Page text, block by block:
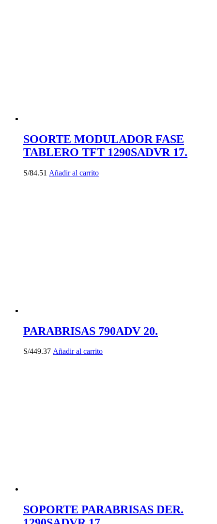
SOORTE MODULADOR FASE
TABLERO TFT 1290SADVR 17.
S/84.51 Añadir al carrito
PARABRISAS 790ADV 20.
S/449.37 Añadir al carrito
SOPORTE PARABRISAS DER.